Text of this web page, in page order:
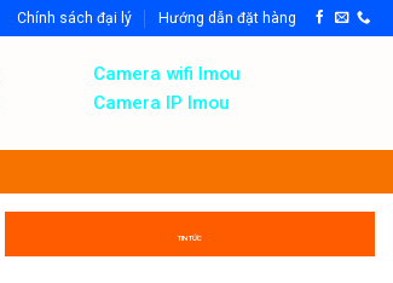
Chính sách đại lý Hướng dẫn đặt hàng
Camera wifi Imou
Camera IP Imou
TIN TỨC